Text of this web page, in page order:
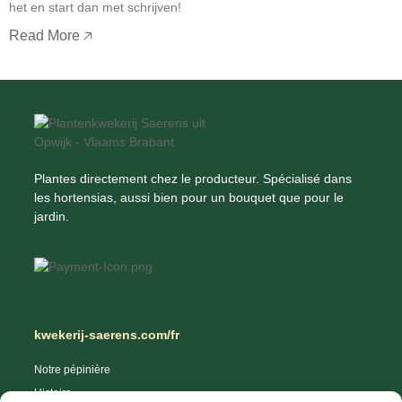
het en start dan met schrijven!
Read More 🡥
Plantes directement chez le producteur. Spécialisé dans
les hortensias, aussi bien pour un bouquet que pour le
jardin.
kwekerij-saerens.com/fr
Notre pépinière
Histoire